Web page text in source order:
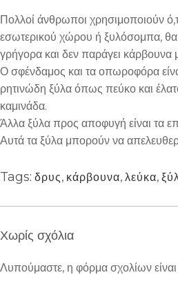
Πολλοί άνθρωποι χρησιμοποιούν
εσωτερικού χώρου ή ξυλόσομπα,
γρήγορα και δεν παράγει κάρβουνα
Ο σφένδαμος και τα οπωροφόρα
ρητινώδη ξύλα όπως πεύκο και
καμινάδα.
Άλλα ξύλα προς αποφυγή είναι τα
Αυτά τα ξύλα μπορούν να
Tags: δρυς, κάρβουνα,λεύκα,
Χωρίς σχόλια
Λυπούμαστε, η φόρμα σχολίων είναι